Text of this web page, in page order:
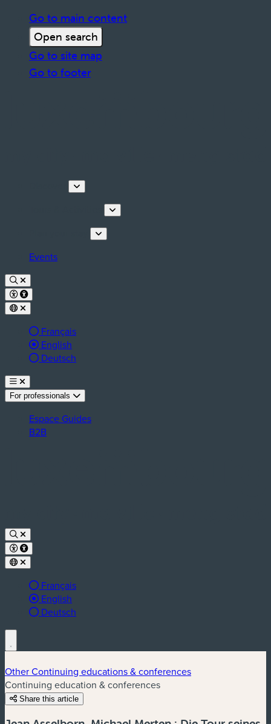
Go to main content
Open search
Go to site map
Go to footer
Events
Français
Active language:
English
Deutsch
For professionals
Espace Guides
B2B
Français
Active language:
English
Deutsch
Other Continuing educations & conferences
Continuing education & conferences
Share this article